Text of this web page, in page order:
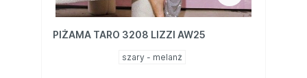
PIŻAMA TARO 3208 LIZZI AW25
szary - melanż